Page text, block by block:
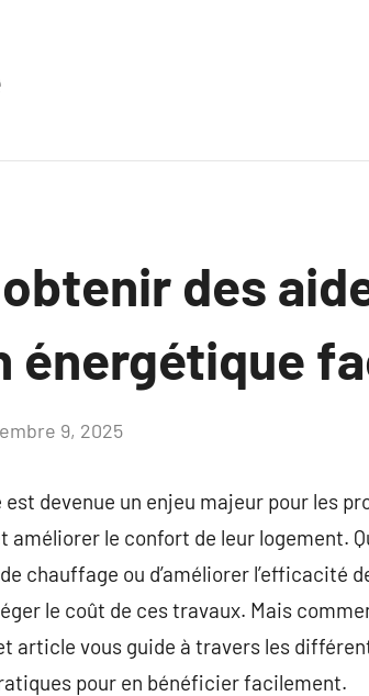
des
énergétique
9, 2025
devenue un enjeu majeur pour les
améliorer le confort de leur logement.
chauffage ou d’améliorer l’efficacité
le coût de ces travaux. Mais
article vous guide à travers les
pour en bénéficier facilement.